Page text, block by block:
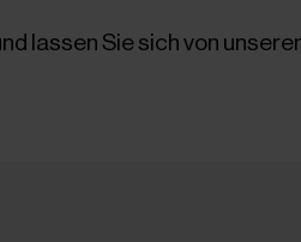
lassen Sie sich von